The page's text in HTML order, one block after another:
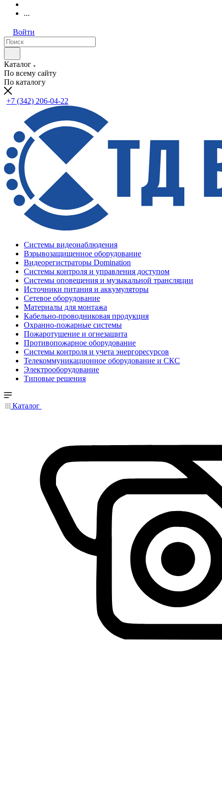
...
Войти
Каталог
По всему сайту
По каталогу
+7 (342) 206-04-22
Системы видеонаблюдения
Взрывозащищенное оборудование
Видеорегистраторы Domination
Системы контроля и управления доступом
Системы оповещения и музыкальной трансляции
Источники питания и аккумуляторы
Сетевое оборудование
Материалы для монтажа
Кабельно-проводниковая продукция
Охранно-пожарные системы
Пожаротушение и огнезащита
Противопожарное оборудование
Системы контроля и учета энергоресурсов
Телекоммуникационное оборудование и СКС
Электрооборудование
Типовые решения
Каталог